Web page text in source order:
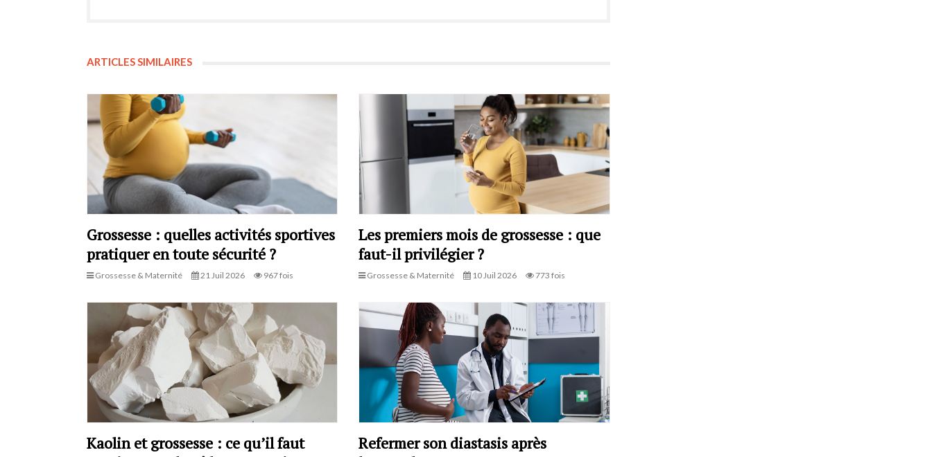
ARTICLES SIMILAIRES
Grossesse : quelles activités sportives
pratiquer en toute sécurité ?
Grossesse & Maternité 21 Juil 2026 967 fois
Les premiers mois de grossesse : que
faut-il privilégier ?
Grossesse & Maternité 10 Juil 2026 773 fois
Kaolin et grossesse : ce qu’il faut
Refermer son diastasis après